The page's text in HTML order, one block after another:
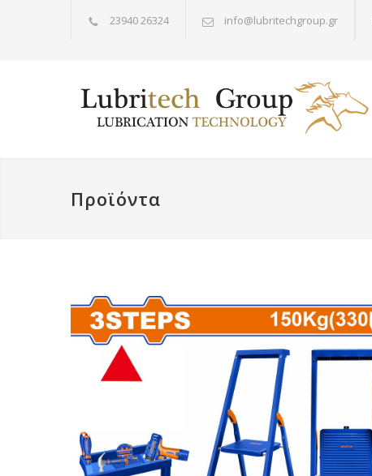
23940 26324 info@lubritechgroup.gr
Προϊόντα